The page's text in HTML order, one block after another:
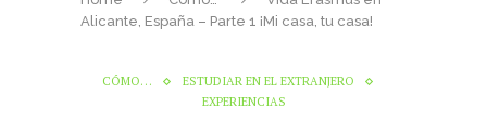
Alicante, España – Parte 1 ¡Mi casa, tu casa!
CÓMO…
ESTUDIAR EN EL EXTRANJERO
EXPERIENCIAS